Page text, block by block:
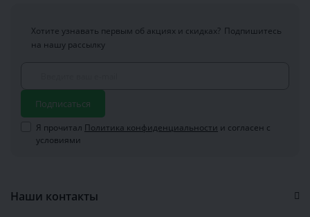
Хотите узнавать первым об акциях и скидках? Подпишитесь
на нашу рассылку
Подписаться
Я прочитал Политика конфиденциальности и согласен с
условиями
Наши контакты